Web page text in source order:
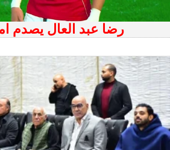
رضا عبد العال يصدم